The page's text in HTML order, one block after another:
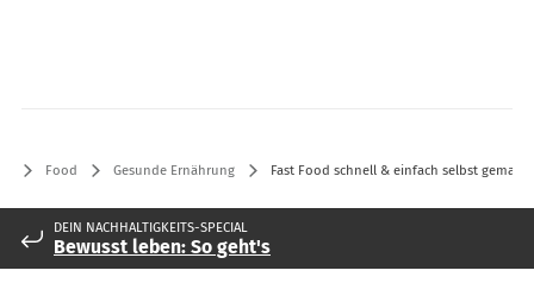
Food Gesunde Ernährung Fast Food schnell & einfach selbst gemacht
DEIN NACHHALTIGKEITS-SPECIAL
Bewusst leben: So geht's